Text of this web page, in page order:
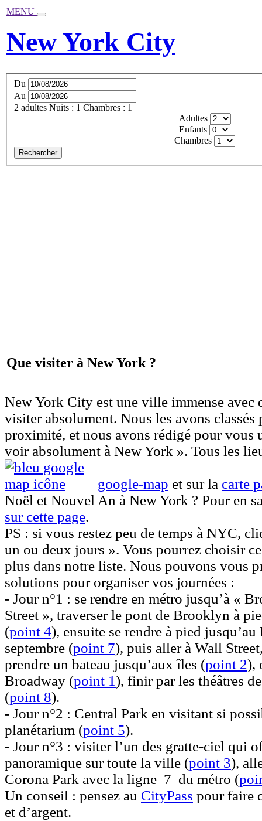
MENU
New York City
Du
Au
2 adultes Nuits : 1 Chambres : 1
Adultes
Enfants
Chambres
Rechercher
Que visiter à New York ?
New York City est une ville immense avec
visiter absolument. Nous les avons classés
proximité, et nous avons rédigé pour vous
voir absolument à New York ». Tous les
google-map et sur la carte
Noël et Nouvel An à New York ? Pour en
sur cette page.
PS : si vous restez peu de temps à NYC,
un ou deux jours ». Vous pourrez choisir
plus dans notre liste. Nous pouvons vous
solutions pour organiser vos journées :
- Jour n°1 : se rendre en métro jusqu’à «
Street », traverser le pont de Brooklyn à
(point 4), ensuite se rendre à pied
septembre (point 7), puis aller à Wall
prendre un bateau jusqu’aux îles (point 2),
Broadway (point 1), finir par les théâtres
(point 8).
- Jour n°2 : Central Park en visitant si
planétarium (point 5).
- Jour n°3 : visiter l’un des gratte-ciel qui
panoramique sur toute la ville (point 3),
Corona Park avec la ligne 7 du métro (
Un conseil : pensez au CityPass pour faire
et d’argent.